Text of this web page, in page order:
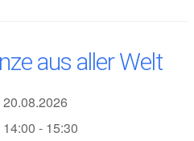
aus aller Welt
20.08.2026
14:00 - 15:30